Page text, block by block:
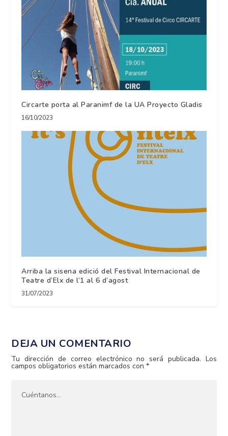
Circarte porta al Paranimf de la UA Proyecto Gladis
16/10/2023
Arriba la sisena edició del Festival Internacional de
Teatre d’Elx de l’1 al 6 d’agost
31/07/2023
DEJA UN COMENTARIO
Tu dirección de correo electrónico no será publicada. Los
campos obligatorios están marcados con*